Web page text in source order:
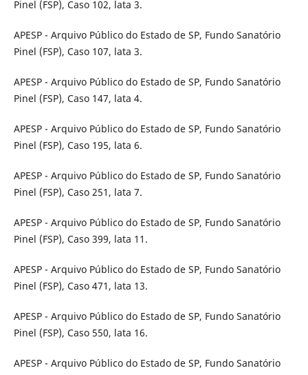
Pinel (FSP), Caso 102, lata 3.
APESP - Arquivo Público do Estado de SP, Fundo Sanatório
Pinel (FSP), Caso 107, lata 3.
APESP - Arquivo Público do Estado de SP, Fundo Sanatório
Pinel (FSP), Caso 147, lata 4.
APESP - Arquivo Público do Estado de SP, Fundo Sanatório
Pinel (FSP), Caso 195, lata 6.
APESP - Arquivo Público do Estado de SP, Fundo Sanatório
Pinel (FSP), Caso 251, lata 7.
APESP - Arquivo Público do Estado de SP, Fundo Sanatório
Pinel (FSP), Caso 399, lata 11.
APESP - Arquivo Público do Estado de SP, Fundo Sanatório
Pinel (FSP), Caso 471, lata 13.
APESP - Arquivo Público do Estado de SP, Fundo Sanatório
Pinel (FSP), Caso 550, lata 16.
APESP - Arquivo Público do Estado de SP, Fundo Sanatório